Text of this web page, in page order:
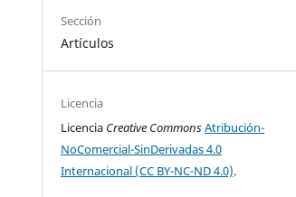
Sección
Artículos
Licencia
Licencia Creative CommonsAtribución-
NoComercial-SinDerivadas 4.0
Internacional (CC BY-NC-ND 4.0).